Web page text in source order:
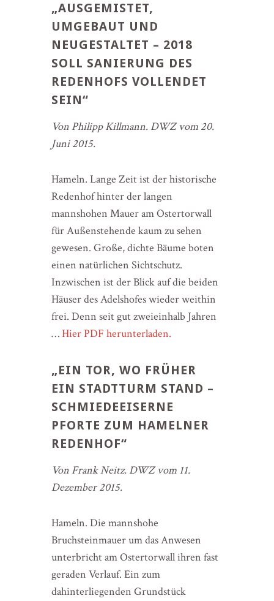
„AUSGEMISTET,
UMGEBAUT UND
NEUGESTALTET – 2018
SOLL SANIERUNG DES
REDENHOFS VOLLENDET
SEIN“
Von Philipp Killmann. DWZ vom 20.
Juni 2015.
Hameln. Lange Zeit ist der historische
Redenhof hinter der langen
mannshohen Mauer am Ostertorwall
für Außenstehende kaum zu sehen
gewesen. Große, dichte Bäume boten
einen natürlichen Sichtschutz.
Inzwischen ist der Blick auf die beiden
Häuser des Adelshofes wieder weithin
frei. Denn seit gut zweieinhalb Jahren
…Hier PDF herunterladen.
„EIN TOR, WO FRÜHER
EIN STADTTURM STAND –
SCHMIEDEEISERNE
PFORTE ZUM HAMELNER
REDENHOF“
Von Frank Neitz. DWZ vom 11.
Dezember 2015.
Hameln. Die mannshohe
Bruchsteinmauer um das Anwesen
unterbricht am Ostertorwall ihren fast
geraden Verlauf. Ein zum
dahinterliegenden Grundstück